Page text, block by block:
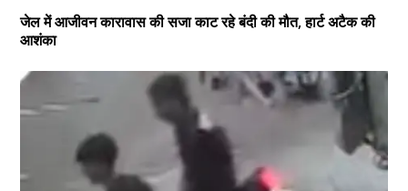
जेल में आजीवन कारावास की सजा काट रहे बंदी की मौत, हार्ट अटैक की
आशंका